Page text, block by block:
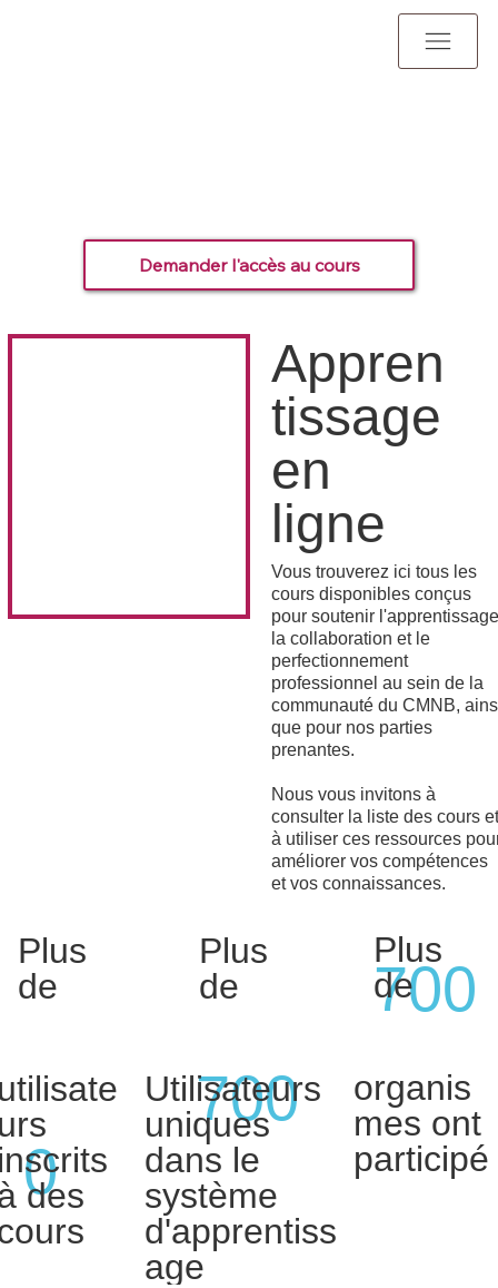
Demander l'accès au cours
Appren
tissage
en
ligne
Vous trouverez ici tous les
cours disponibles conçus
pour soutenir
la collaboration et le
perfectionnement
professionnel au sein de la
communauté du CMNB,
que pour nos parties
prenantes.
Nous vous invitons à
consulter la liste des cours et
à utiliser ces ressources
améliorer vos compétences
et vos connaissances.
0
Plus
de
des
700
Plus
de
Utilisateurs
uniques
dans le
système
d'apprentiss
age
700
Plus
de
organis
mes ont
participé